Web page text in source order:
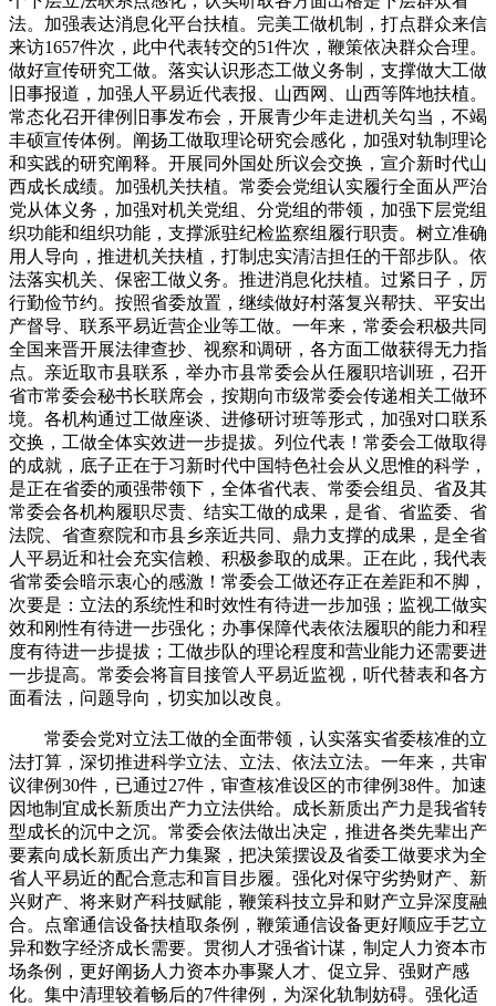
法。加强表达消息化平台扶植。完美工做机制，打点群众来信
来访1657件次，此中代表转交的51件次，鞭策依决群众合理。
做好宣传研究工做。落实认识形态工做义务制，支撑做大工做
旧事报道，加强人平易近代表报、山西网、山西等阵地扶植。
常态化召开律例旧事发布会，开展青少年走进机关勾当，不竭
丰硕宣传体例。阐扬工做取理论研究会感化，加强对轨制理论
和实践的研究阐释。开展同外国处所议会交换，宣介新时代山
西成长成绩。加强机关扶植。常委会党组认实履行全面从严治
党从体义务，加强对机关党组、分党组的带领，加强下层党组
织功能和组织功能，支撑派驻纪检监察组履行职责。树立准确
用人导向，推进机关扶植，打制忠实清洁担任的干部步队。依
法落实机关、保密工做义务。推进消息化扶植。过紧日子，厉
行勤俭节约。按照省委放置，继续做好村落复兴帮扶、平安出
产督导、联系平易近营企业等工做。一年来，常委会积极共同
全国来晋开展法律查抄、视察和调研，各方面工做获得无力指
点。亲近取市县联系，举办市县常委会从任履职培训班，召开
省市常委会秘书长联席会，按期向市级常委会传递相关工做环
境。各机构通过工做座谈、进修研讨班等形式，加强对口联系
交换，工做全体实效进一步提拔。列位代表！常委会工做取得
的成就，底子正在于习新时代中国特色社会从义思惟的科学，
是正在省委的顽强带领下，全体省代表、常委会组员、省及其
常委会各机构履职尽责、结实工做的成果，是省、省监委、省
法院、省查察院和市县乡亲近共同、鼎力支撑的成果，是全省
人平易近和社会充实信赖、积极参取的成果。正在此，我代表
省常委会暗示衷心的感激！常委会工做还存正在差距和不脚，
次要是：立法的系统性和时效性有待进一步加强；监视工做实
效和刚性有待进一步强化；办事保障代表依法履职的能力和程
度有待进一步提拔；工做步队的理论程度和营业能力还需要进
一步提高。常委会将盲目接管人平易近监视，听代替表和各方
面看法，问题导向，切实加以改良。
常委会党对立法工做的全面带领，认实落实省委核准的立
法打算，深切推进科学立法、立法、依法立法。一年来，共审
议律例30件，已通过27件，审查核准设区的市律例38件。加速
因地制宜成长新质出产力立法供给。成长新质出产力是我省转
型成长的沉中之沉。常委会依法做出决定，推进各类先辈出产
要素向成长新质出产力集聚，把决策摆设及省委工做要求为全
省人平易近的配合意志和盲目步履。强化对保守劣势财产、新
兴财产、将来财产科技赋能，鞭策科技立异和财产立异深度融
合。点窜通信设备扶植取条例，鞭策通信设备更好顺应手艺立
异和数字经济成长需要。贯彻人才强省计谋，制定人力资本市
场条例，更好阐扬人力资本办事聚人才、促立异、强财产感
化。集中清理较着畅后的7件律例，为深化轨制妨碍。强化适